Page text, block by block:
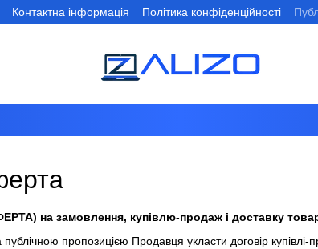
Контактна інформація Політика конфіденційності
на замовлення, купівлю-продаж і доставку
пропозицією Продавця укласти договір